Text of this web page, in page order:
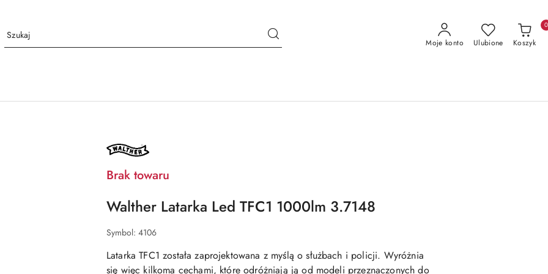
Moje konto Ulubione Koszyk
0
NAZWA
PRODUCENTA:
Brak towaru
Walther Latarka Led TFC1 1000lm 3.7148
Symbol: 4106
Latarka TFC1 została zaprojektowana z myślą o służbach i policji. Wyróżnia
się więc kilkoma cechami, które odróżniają ją od modeli przeznaczonych do